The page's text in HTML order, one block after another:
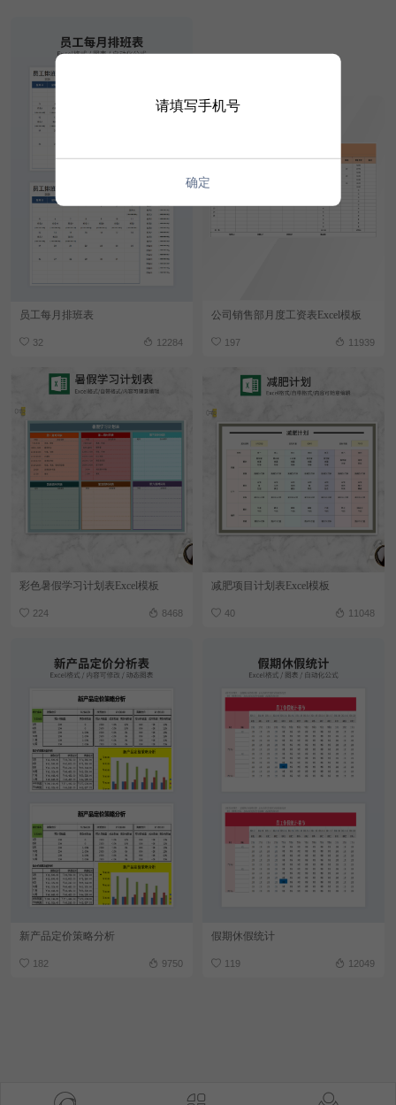
员工每月排班表
32 12284
公司销售部月度工资表Excel模板
197 11939
彩色暑假学习计划表Excel模板
224 8468
减肥项目计划表Excel模板
40 11048
新产品定价策略分析
182 9750
假期休假统计
119 12049
请填写手机号
确定